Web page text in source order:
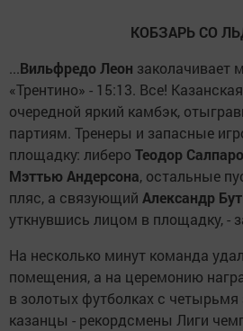
КОБЗАРЬ СО
...Вильфредо Леон заколачивает
«Трентино» - 15:13. Все!
очередной яркий камбэк,
партиям. Тренеры и запасные
площадку: либеро Теодор
Мэттью Андерсона, остальные
пляс, а связующий Александр
уткнувшись лицом в площадку, -
На несколько минут команда
помещения, а на церемонию
в золотых футболках с
казанцы - рекордсмены Лиги